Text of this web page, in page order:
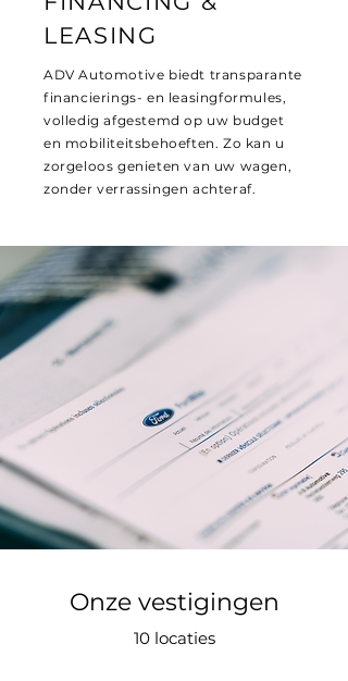
LEASING
ADV Automotive biedt transparante
financierings- en leasingformules,
volledig afgestemd op uw budget
en mobiliteitsbehoeften. Zo kan u
zorgeloos genieten van uw wagen,
zonder verrassingen achteraf.
Onze vestigingen
10 locaties